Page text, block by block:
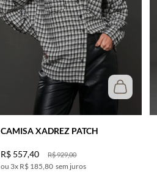
CAMISA XADREZ PATCH
R$929,00
R$ 557,40
3x R$ 185,80 sem juros